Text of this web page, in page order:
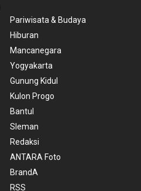
Pariwisata & Budaya
Hiburan
Mancanegara
Yogyakarta
Gunung Kidul
Kulon Progo
Bantul
Sleman
Redaksi
ANTARA Foto
BrandA
RSS